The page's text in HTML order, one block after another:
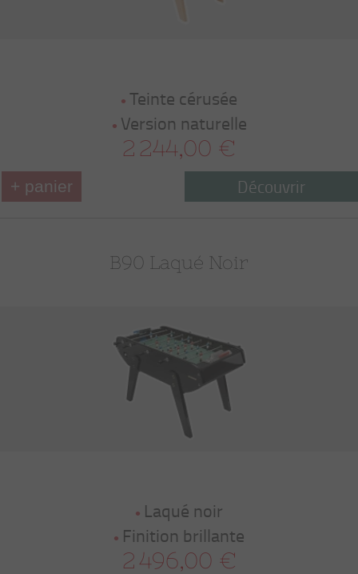
Teinte cérusée
Version naturelle
2 244,00 €
+ panier Découvrir
B90 Laqué Noir
Laqué noir
Finition brillante
2 496,00 €